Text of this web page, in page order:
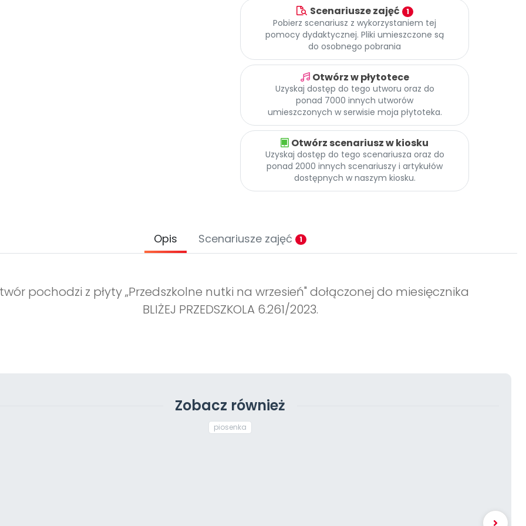
Scenariusze zajęć 1
Pobierz scenariusz z wykorzystaniem tej
pomocy dydaktycznej. Pliki umieszczone są
do osobnego pobrania
Otwórz w płytotece
Uzyskaj dostęp do tego utworu oraz do
ponad 7000 innych utworów
umieszczonych w serwisie moja płytoteka.
Otwórz scenariusz w kiosku
Uzyskaj dostęp do tego scenariusza oraz do
ponad 2000 innych scenariuszy i artykułów
dostępnych w naszym kiosku.
Opis Scenariusze zajęć 1
pochodzi z płyty „Przedszkolne nutki na wrzesień" dołączonej do miesięcznika
BLIŻEJ PRZEDSZKOLA 6.261/2023.
Zobacz również
piosenka